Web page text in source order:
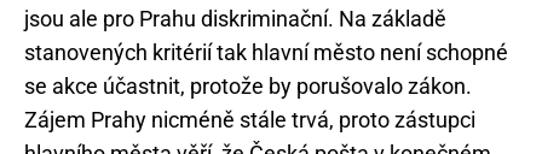
jsou ale pro Prahu diskriminační. Na základě
stanovených kritérií tak hlavní město není schopné
se akce účastnit, protože by porušovalo zákon.
Zájem Prahy nicméně stále trvá, proto zástupci